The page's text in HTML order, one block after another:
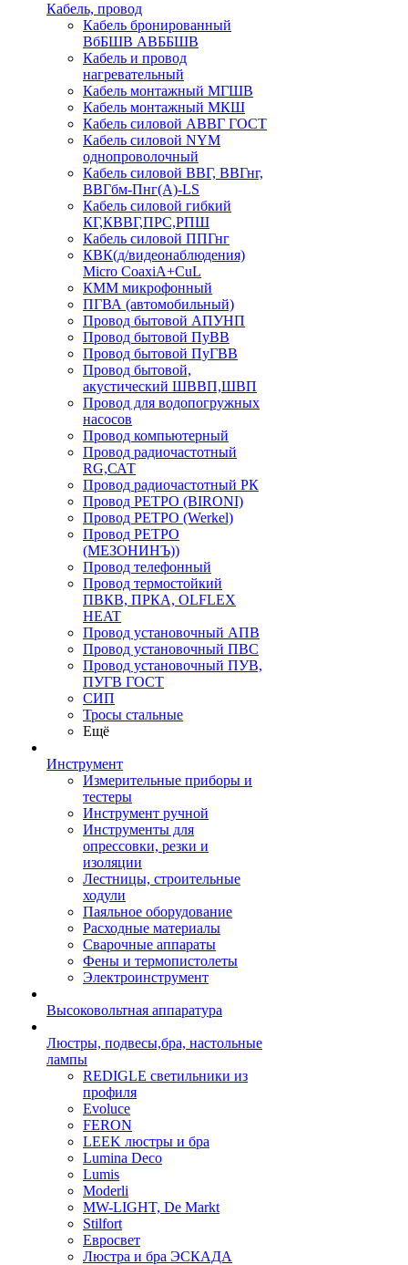
Кабель, провод
Кабель бронированный
ВбБШВ АВББШВ
Кабель и провод
нагревательный
Кабель монтажный МГШВ
Кабель монтажный МКШ
Кабель силовой АВВГ ГОСТ
Кабель силовой NYM
однопроволочный
Кабель силовой ВВГ, ВВГнг,
ВВГбм-Пнг(А)-LS
Кабель силовой гибкий
КГ,КВВГ,ПРС,РПШ
Кабель силовой ППГнг
КВК(д/видеонаблюдения)
Micro CoaxiA+CuL
КММ микрофонный
ПГВА (автомобильный)
Провод бытовой АПУНП
Провод бытовой ПуВВ
Провод бытовой ПуГВВ
Провод бытовой,
акустический ШВВП,ШВП
Провод для водопогружных
насосов
Провод компьютерный
Провод радиочастотный
RG,САТ
Провод радиочастотный РК
Провод РЕТРО (BIRONI)
Провод РЕТРО (Werkel)
Провод РЕТРО
(МЕЗОНИНЪ))
Провод телефонный
Провод термостойкий
ПВКВ, ПРКА, OLFLEX
HEAT
Провод установочный АПВ
Провод установочный ПВС
Провод установочный ПУВ,
ПУГВ ГОСТ
СИП
Тросы стальные
Ещё
Инструмент
Измерительные приборы и
тестеры
Инструмент ручной
Инструменты для
опрессовки, резки и
изоляции
Лестницы, строительные
ходули
Паяльное оборудование
Расходные материалы
Сварочные аппараты
Фены и термопистолеты
Электроинструмент
Высоковольтная аппаратура
Люстры, подвесы,бра, настольные
лампы
REDIGLE светильники из
профиля
Evoluce
FERON
LEEK люстры и бра
Lumina Deco
Lumis
Moderli
MW-LIGHT, De Markt
Stilfort
Евросвет
Люстра и бра ЭСКАДА